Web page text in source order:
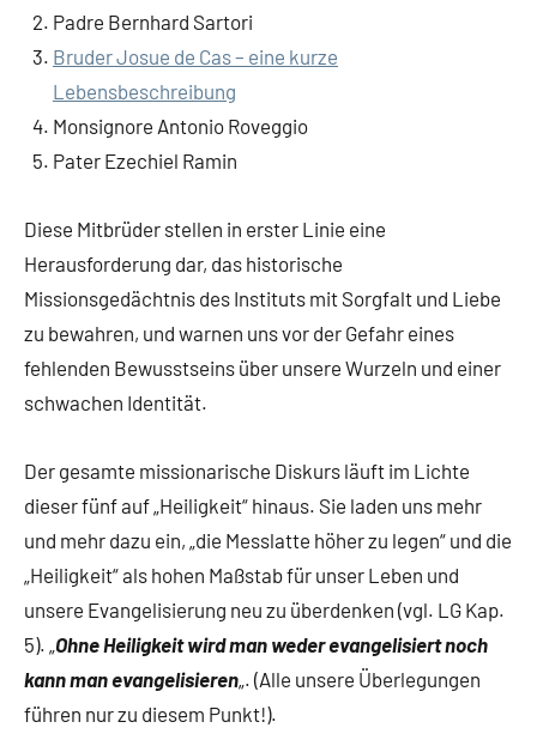
Padre Bernhard Sartori
Bruder Josue de Cas – eine kurze
Lebensbeschreibung
Monsignore Antonio Roveggio
Pater Ezechiel Ramin
Diese Mitbrüder stellen in erster Linie eine
Herausforderung dar, das historische
Missionsgedächtnis des Instituts mit Sorgfalt und Liebe
zu bewahren, und warnen uns vor der Gefahr eines
fehlenden Bewusstseins über unsere Wurzeln und einer
schwachen Identität.
Der gesamte missionarische Diskurs läuft im Lichte
dieser fünf auf „Heiligkeit“ hinaus. Sie laden uns mehr
und mehr dazu ein, „die Messlatte höher zu legen“ und die
„Heiligkeit“ als hohen Maßstab für unser Leben und
unsere Evangelisierung neu zu überdenken (vgl. LG Kap.
5). „ Ohne Heiligkeit wird man weder evangelisiert noch
kann man evangelisieren „. (Alle unsere Überlegungen
führen nur zu diesem Punkt!).